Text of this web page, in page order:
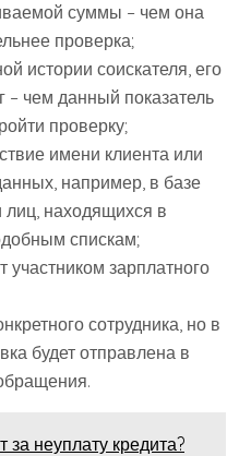
суммы – чем она
проверка;
истории соискателя, его
– чем данный показатель
проверку;
имени клиента или
например, в базе
находящихся в
спискам;
участником зарплатного
сотрудника, но в
будет отправлена в
за неуплату кредита?